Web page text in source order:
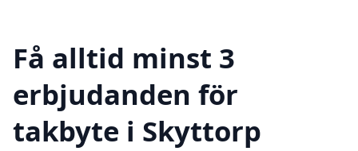
Få alltid minst 3
erbjudanden för
takbyte i Skyttorp